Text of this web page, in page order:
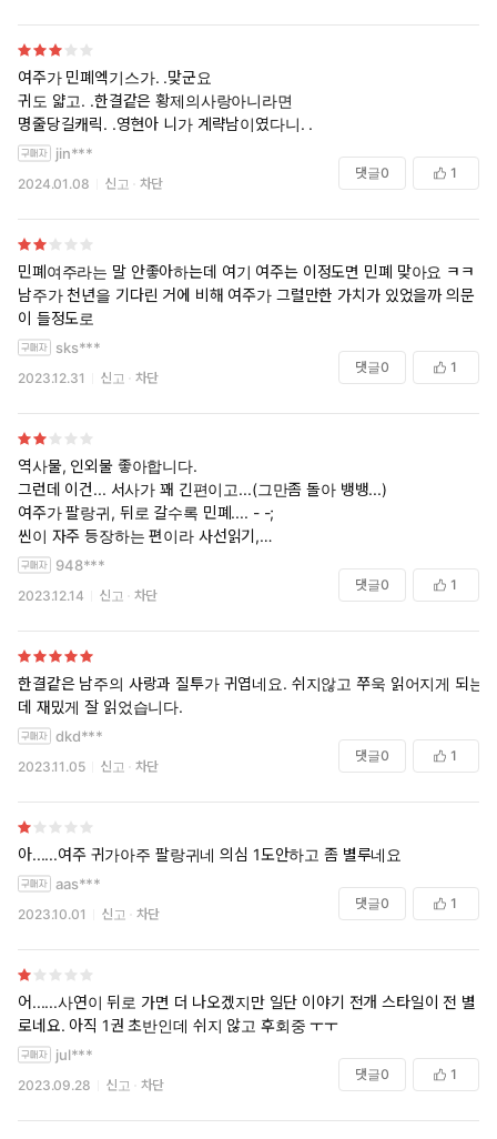
여주가 민폐엑기스가. .맞군요
귀도 얇고. .한결같은 황제의사랑아니라면
명줄당길캐릭. .영현아 니가 계략남이였다니. .
jin***
2024.01.08 신고 차단
댓글0 1
민폐여주라는 말 안좋아하는데 여기 여주는 이정도면 민폐 맞아요 ㅋㅋ
남주가 천년을 기다린 거에 비해 여주가 그럴만한 가치가 있었을까 의문
이 들정도로
sks***
2023.12.31 신고 차단
댓글0 1
역사물, 인외물 좋아합니다.
그런데 이건... 서사가 꽤 긴편이고...(그만좀 돌아 뱅뱅...)
여주가 팔랑귀, 뒤로 갈수록 민폐.... - -;
씬이 자주 등장하는 편이라 사선읽기,
책표지 때문인가... 뭔지 모르게 집중도 잘 되지 않았어요.
948***
2023.12.14 신고 차단
댓글0 1
한결같은 남주의 사랑과 질투가 귀엽네요. 쉬지않고 쭈욱 읽어지게 되는
데 재밌게 잘 읽었습니다.
dkd***
2023.11.05 신고 차단
댓글0 1
아......여주 귀가아주 팔랑귀네 의심 1도안하고 좀 별루네요
aas***
2023.10.01 신고 차단
댓글0 1
어......사연이 뒤로 가면 더 나오겠지만 일단 이야기 전개 스타일이 전 별
로네요. 아직 1권 초반인데 쉬지 않고 후회중 ㅜㅜ
jul***
2023.09.28 신고 차단
댓글0 1